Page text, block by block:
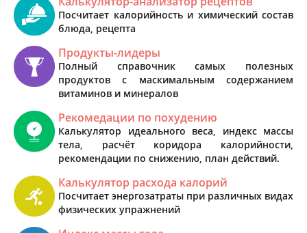
Посчитает калорийность и химический состав
блюда, рецепта
Продукты-лидеры
Полный справочник самых полезных
продуктов с маскимальным содержанием
витаминов и минералов
Рекомедации по похудению
Калькулятор идеального веса, индекс массы
тела, расчёт коридора калорийности,
рекомендации по снижению, план действий.
Калькулятор расхода калорий
Посчитает энергозатраты при различных видах
физических упражнений